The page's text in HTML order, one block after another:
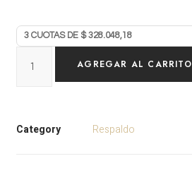
AGREGAR AL CARRITO
Category Respaldo